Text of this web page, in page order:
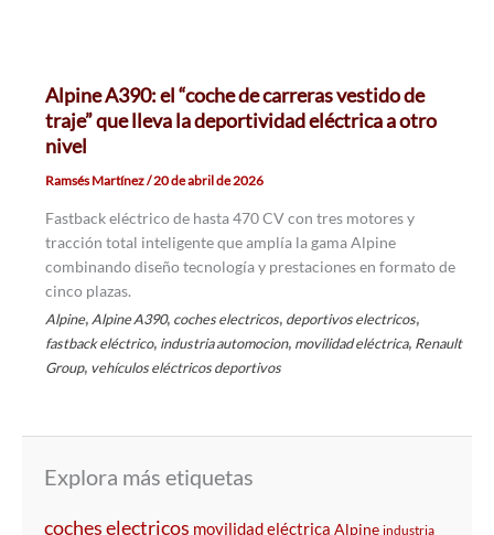
Alpine A390: el “coche de carreras vestido de
traje” que lleva la deportividad eléctrica a otro
nivel
Ramsés Martínez/20 de abril de 2026
Fastback eléctrico de hasta 470 CV con tres motores y
tracción total inteligente que amplía la gama Alpine
combinando diseño tecnología y prestaciones en formato de
cinco plazas.
Alpine, Alpine A390, coches electricos, deportivos electricos,
fastback eléctrico, industria automocion, movilidad eléctrica, Renault
Group, vehículos eléctricos deportivos
Explora más etiquetas
coches electricos movilidad eléctrica Alpine industria